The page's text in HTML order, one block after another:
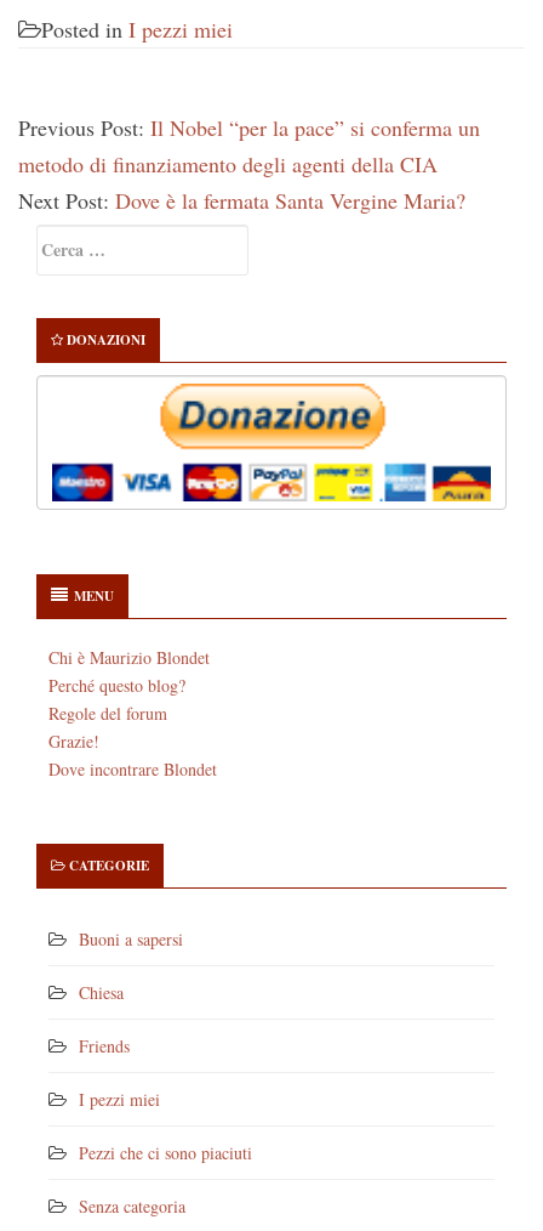
Posted in I pezzi miei
Previous Post: Il Nobel “per la pace” si conferma un
metodo di finanziamento degli agenti della CIA
Next Post: Dove è la fermata Santa Vergine Maria?
Sidebar
per:
DONAZIONI
MENU
Chi è Maurizio Blondet
Perché questo blog?
Regole del forum
Grazie!
Dove incontrare Blondet
CATEGORIE
Buoni a sapersi
Chiesa
Friends
I pezzi miei
Pezzi che ci sono piaciuti
Senza categoria